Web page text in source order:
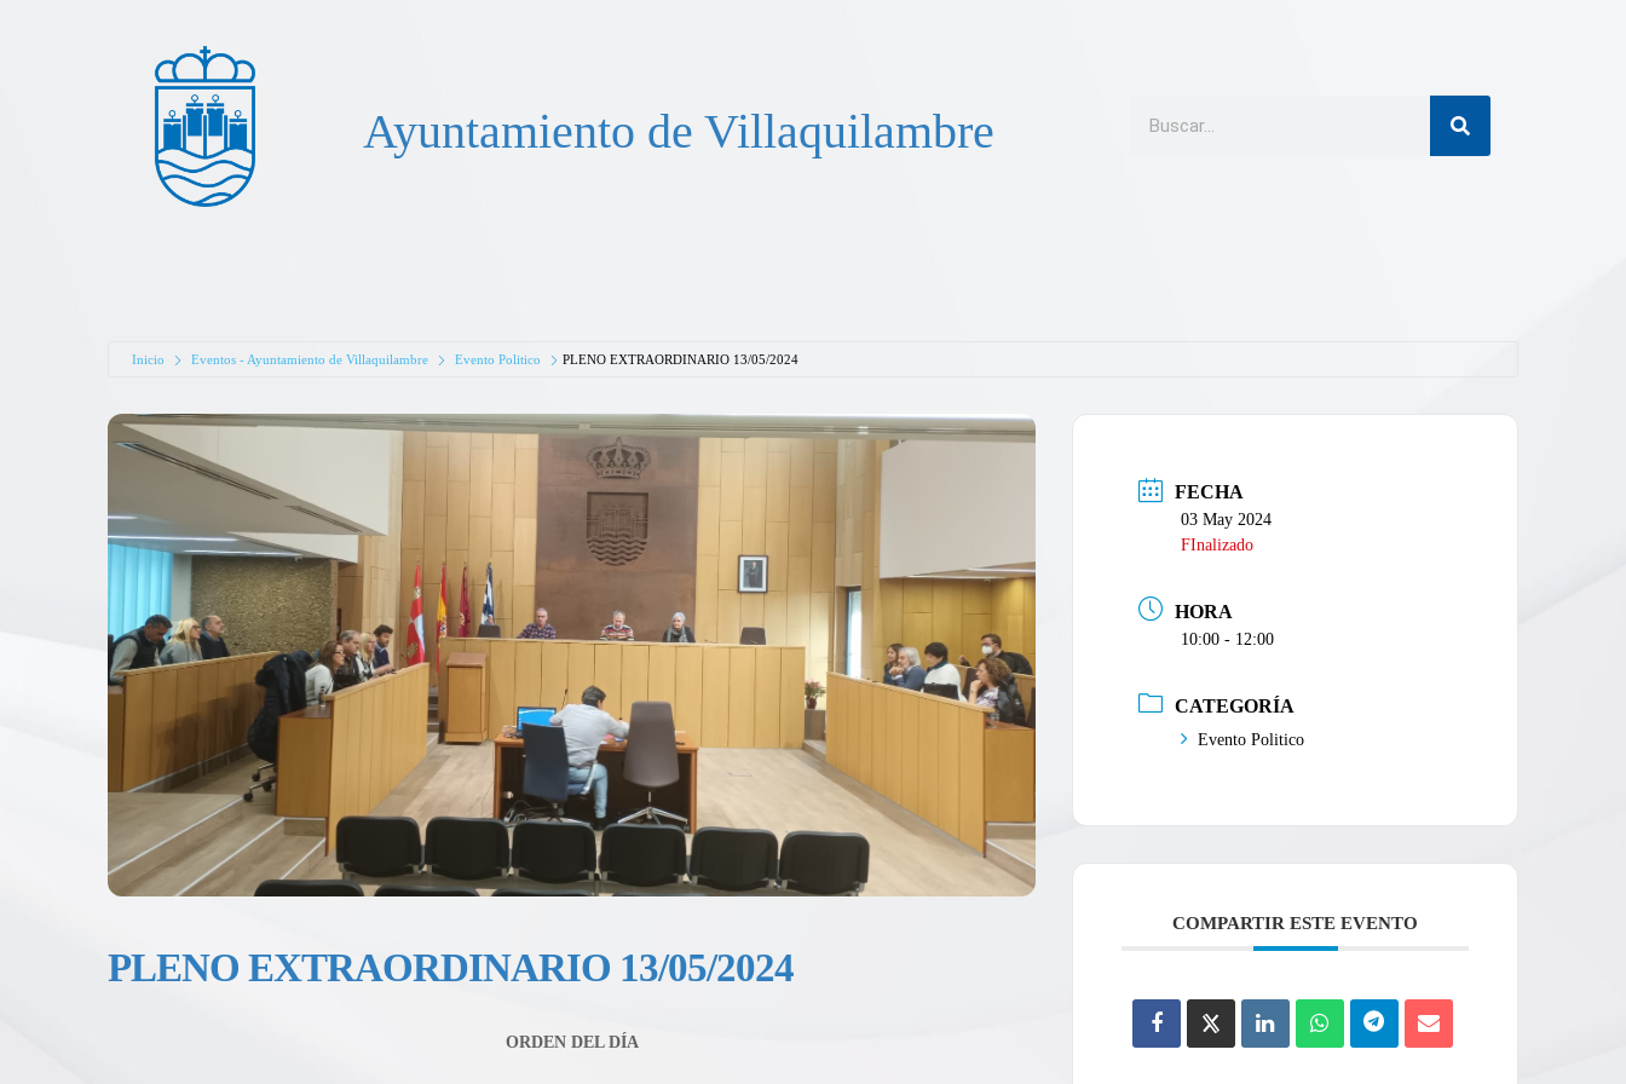
Ayuntamiento de Villaquilambre
Inicio Eventos - Ayuntamiento de Villaquilambre Evento Politico PLENO EXTRAORDINARIO 13/05/2024
PLENO EXTRAORDINARIO 13/05/2024
ORDEN DEL DÍA
FECHA
03 May 2024
FInalizado
HORA
10:00 - 12:00
CATEGORÍA
Evento Politico
COMPARTIR ESTE EVENTO